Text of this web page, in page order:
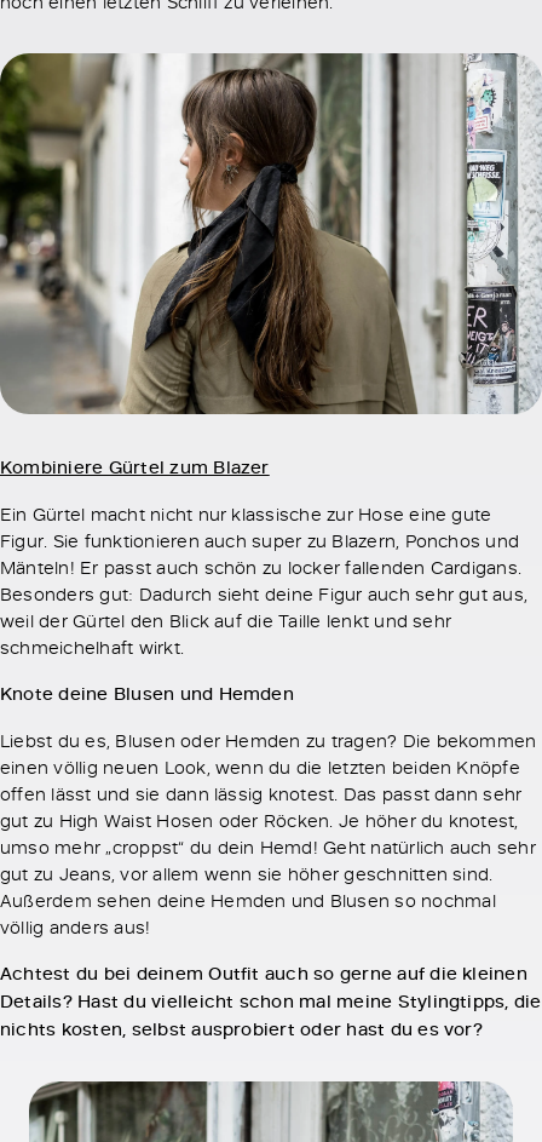
Kombiniere Gürtel zum Blazer
Ein Gürtel macht nicht nur klassische zur Hose eine gute
Figur. Sie funktionieren auch super zu Blazern, Ponchos und
Mänteln! Er passt auch schön zu locker fallenden Cardigans.
Besonders gut: Dadurch sieht deine Figur auch sehr gut aus,
weil der Gürtel den Blick auf die Taille lenkt und sehr
schmeichelhaft wirkt.
Knote deine Blusen und Hemden
Liebst du es, Blusen oder Hemden zu tragen? Die bekommen
einen völlig neuen Look, wenn du die letzten beiden Knöpfe
offen lässt und sie dann lässig knotest. Das passt dann sehr
gut zu High Waist Hosen oder Röcken. Je höher du knotest,
umso mehr „croppst“ du dein Hemd! Geht natürlich auch sehr
gut zu Jeans, vor allem wenn sie höher geschnitten sind.
Außerdem sehen deine Hemden und Blusen so nochmal
völlig anders aus!
Achtest du bei deinem Outfit auch so gerne auf die kleinen
Details? Hast du vielleicht schon mal meine Stylingtipps, die
nichts kosten, selbst ausprobiert oder hast du es vor?